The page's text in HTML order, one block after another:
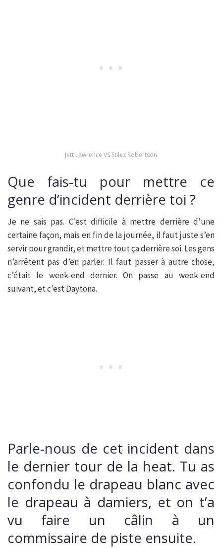
Jett Lawrence VS Stilez Robertson
Que fais-tu pour mettre ce
genre d’incident derrière toi ?
Je ne sais pas. C’est difficile à mettre derrière d’une
certaine façon, mais en fin de la journée, il faut juste s’en
servir pour grandir, et mettre tout ça derrière soi. Les gens
n’arrêtent pas d’en parler. Il faut passer à autre chose,
c’était le week-end dernier. On passe au week-end
suivant, et c’est Daytona.
Parle-nous de cet incident dans
le dernier tour de la heat. Tu as
confondu le drapeau blanc avec
le drapeau à damiers, et on t’a
vu faire un câlin à un
commissaire de piste ensuite.